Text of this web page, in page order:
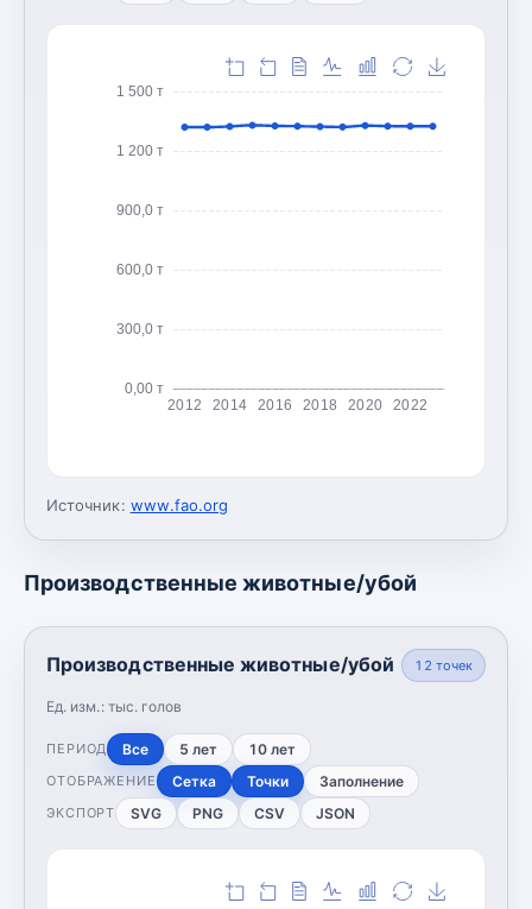
0,00 т
300,0 т
600,0 т
900,0 т
1 200 т
1 500 т
2012 2014 2016 2018 2020 2022
Источник: www.fao.org
Производственные животные/убой
Производственные животные/убой
Ед. изм.: тыс. голов
12 точек
ПЕРИОД Все 5 лет 10 лет
ОТОБРАЖЕНИЕ Сетка Точки Заполнение
ЭКСПОРТ SVG PNG CSV JSON